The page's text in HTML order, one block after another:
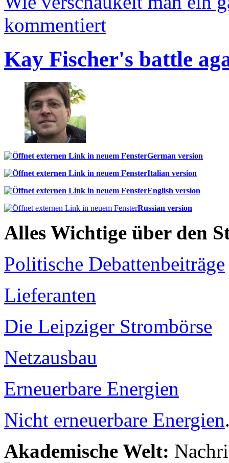
kommentiert
Kay Fischer's battle
German version
Italian version
English version
Russian version
Alles Wichtige über den
Politische Debattenbeiträge
Lieferanten
Die Leipziger Strombörse
Netzausbau
Erneuerbare Energien
Nicht erneuerbare Energien
Akademische Welt: